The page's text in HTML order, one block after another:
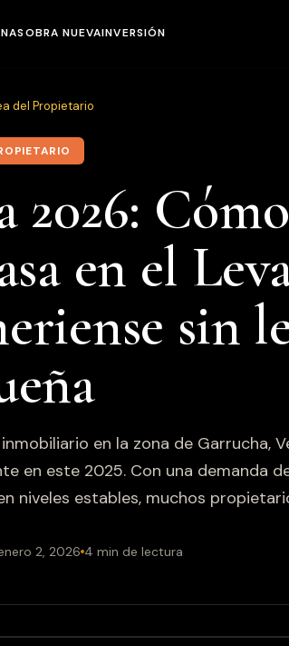
OBRA NUEVAINVERSIÓN
del Propietario
2026:
en el
sin
en la zona de Garrucha,
en este 2025. Con una demanda
niveles estables, muchos
2, 2026 4 min de lectura